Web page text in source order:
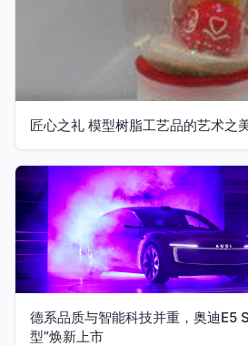
匠心之礼 模型树脂工艺品的艺术之
德系品质与智能科技并重，奥迪E5
型”焕新上市